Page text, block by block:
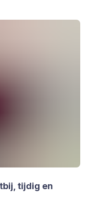
tij­dig en